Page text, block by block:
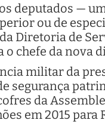
deputados —
ou de
Diretoria de
o chefe da nova
militar da
segurança
da
em 2015 para